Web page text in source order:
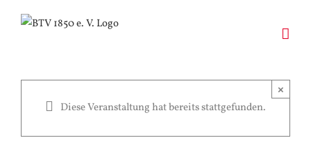
×
Diese Veranstaltung hat bereits stattgefunden.